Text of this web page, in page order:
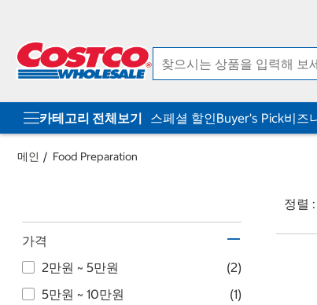
카테고리 전체보기 스페셜 할인Buyer's Pick비즈
메인 Food Preparation
가격
2만원 ~ 5만원
(2)
5만원 ~ 10만원
(1)
정렬 :